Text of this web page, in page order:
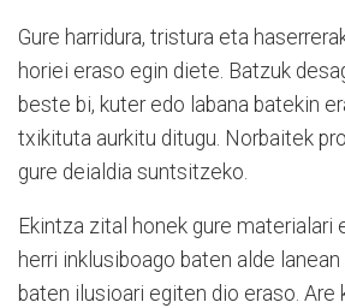
Gure harridura, tristura eta
horiei eraso egin diete. Batzuk
beste bi, kuter edo labana batekin
txikituta aurkitu ditugu. Norbaitek
gure deialdia suntsitzeko.
Ekintza zital honek gure materialari
herri inklusiboago baten alde
baten ilusioari egiten dio eraso. Are